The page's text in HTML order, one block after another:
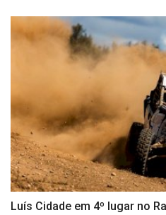
Luís Cidade em 4º lugar no